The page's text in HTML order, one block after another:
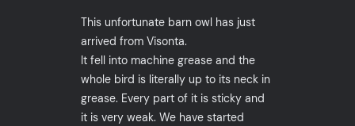
This unfortunate barn owl has just
arrived from Visonta.
It fell into machine grease and the
whole bird is literally up to its neck in
grease. Every part of it is sticky and
it is very weak. We have started